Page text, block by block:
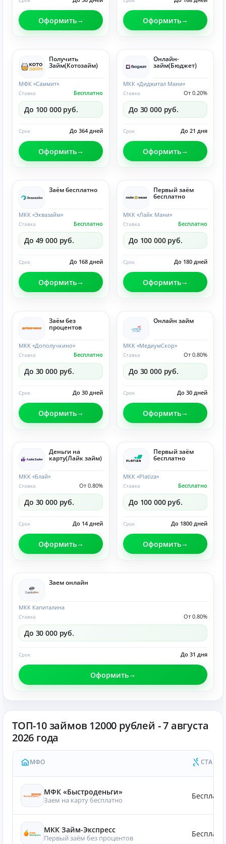
Оформить Оформить
Получить
Займ(Котозайм)
МФК «Саммит»
Бесплатно
Ставка
До 100 000 руб.
До 364 дней
Срок
Оформить
Онлайн-
займ(Бюджет)
МКК «Диджитал Мани»
От 0.20%
Ставка
До 30 000 руб.
До 21 дня
Срок
Оформить
Заём бесплатно
МКК «Эквазайм»
Бесплатно
Ставка
До 49 000 руб.
До 168 дней
Срок
Оформить
Первый заём
бесплатно
МКК «Лайк Мани»
Бесплатно
Ставка
До 100 000 руб.
До 180 дней
Срок
Оформить
Заём без
процентов
МКК «Дополучкино»
Бесплатно
Ставка
До 30 000 руб.
До 30 дней
Срок
Оформить
Онлайн займ
МКК «МедиумСкор»
От 0.80%
Ставка
До 30 000 руб.
До 30 дней
Срок
Оформить
Деньги на
карту(Лайк займ)
МКК «Блай»
От 0.80%
Ставка
До 30 000 руб.
До 14 дней
Срок
Оформить
Первый заём
бесплатно
МКК «Platiza»
Бесплатно
Ставка
До 100 000 руб.
До 1800 дней
Срок
Оформить
Заем онлайн
МКК Капиталина
От 0.80%
Ставка
До 30 000 руб.
До 31 дня
Срок
Оформить
ТОП-10 займов 12000 рублей - 7 августа
2026 года
МФО СТАВКА
МФК «Быстроденьги»
Заем на карту бесплатно
МКК Займ-Экспресс
Первый заём без процентов